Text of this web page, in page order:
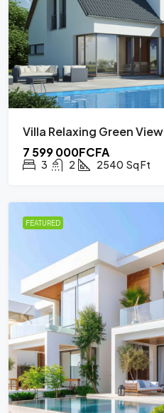
Villa Relaxing Green View
7 599 000FCFA
3 2 2540 Sq Ft
FEATURED